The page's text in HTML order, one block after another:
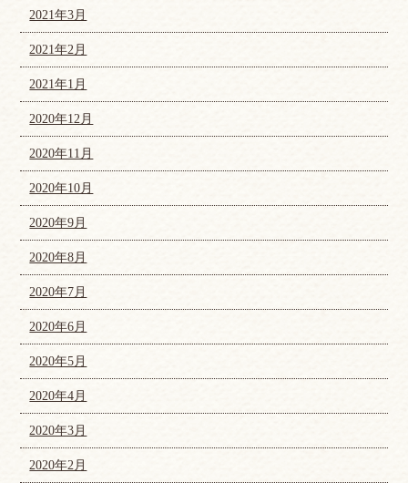
2021年3月
2021年2月
2021年1月
2020年12月
2020年11月
2020年10月
2020年9月
2020年8月
2020年7月
2020年6月
2020年5月
2020年4月
2020年3月
2020年2月